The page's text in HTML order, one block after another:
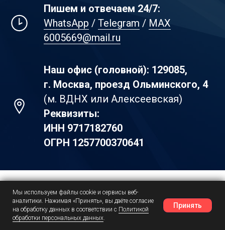
Пишем и отвечаем 24/7:
WhatsApp /Telegram / MAX
6005669@mail.ru
Наш офис (головной): 129085,
г. Москва, проезд Ольминского, 4
(м. ВДНХ или Алексеевская)
Реквизиты:
ИНН 9717182760
ОГРН 1257700370641
Практика, а не теория.
Следите за нашей работой
Мы используем файлы cookie и сервисы веб-
аналитики. Нажимая «Принять», вы даёте согласие
на обработку данных в соответствии с Политикой
обработки персональных данных.
Принять
Наш Telegram Шансы